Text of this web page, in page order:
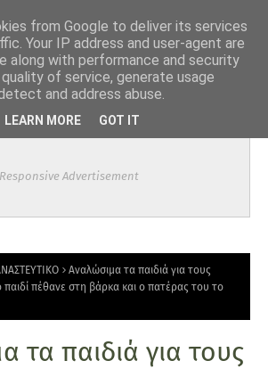
Responsive Advertisement
Αναλώσιμα τα παιδιά για τους
πέθανε στη βάρκα και ο πατέρας του το
τα παιδιά για τους
from Google to deliver its services
Your IP address and user-agent are
along with performance and security
of service, generate usage
and address abuse.
LEARN MORE GOT IT